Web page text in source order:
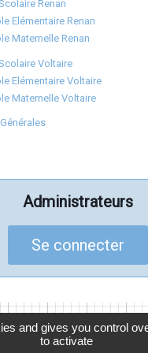
Renan
Elémentaire Renan
Maternelle Renan
Voltaire
Elémentaire Voltaire
Maternelle Voltaire
Administrateurs
Se connecter
and gives you control
to activate